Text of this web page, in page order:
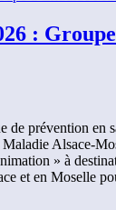
:
de prévention en
Alsace-
» à
et en Moselle